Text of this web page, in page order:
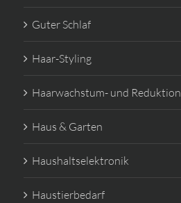
Guter Schlaf
Haar-Styling
Haarwachstum- und Reduktion
Haus & Garten
Haushaltselektronik
Haustierbedarf